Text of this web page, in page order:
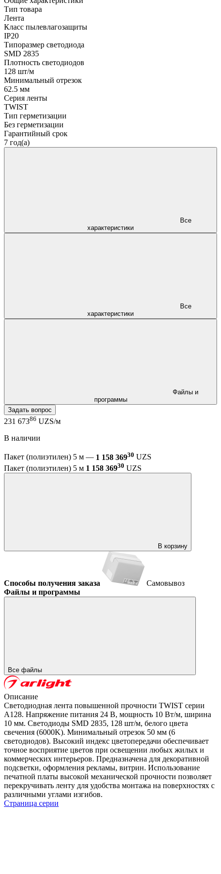
Тип товара
Лента
Класс пылевлагозащиты
IP20
Типоразмер светодиода
SMD 2835
Плотность светодиодов
128 шт/м
Минимальный отрезок
62.5 мм
Серия ленты
TWIST
Тип герметизации
Без герметизации
Гарантийный срок
7 год(а)
характеристики
характеристики
программы
Задать вопрос
231 67386 UZS/м
В наличии
Пакет (полиэтилен) 5 м — 1 158 36930 UZS
Пакет (полиэтилен) 5 м 1 158 36930 UZS
В корзину
Способы получения заказа
Самовывоз
Файлы и программы
Все файлы
Описание
Светодиодная лента повышенной прочности TWIST серии
A128. Напряжение питания 24 В, мощность 10 Вт/м, ширина
10 мм. Светодиоды SMD 2835, 128 шт/м, белого цвета
свечения (6000K). Минимальный отрезок 50 мм (6
светодиодов). Высокий индекс цветопередачи обеспечивает
точное восприятие цветов при освещении любых жилых и
коммерческих интерьеров. Предназначена для декоративной
подсветки, оформления рекламы, витрин. Использование
печатной платы высокой механической прочности позволяет
перекручивать ленту для удобства монтажа на поверхностях с
различными углами изгибов.
Страница серии